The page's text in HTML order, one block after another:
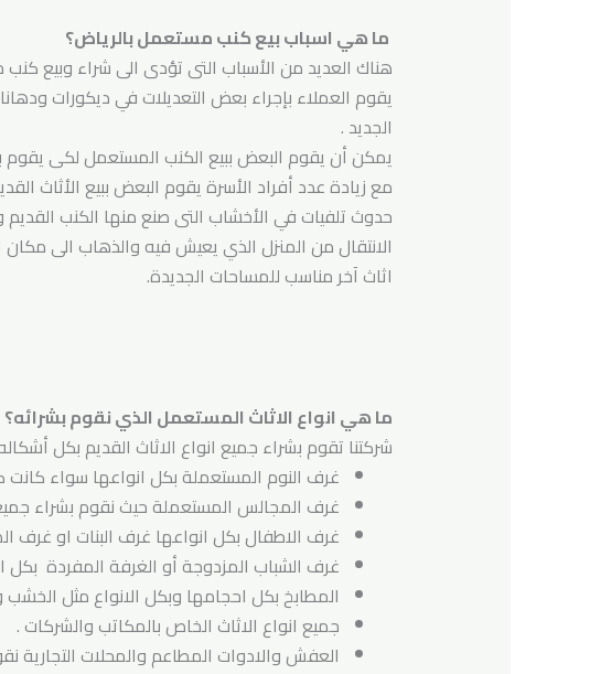
ما هي اسباب بيع كنب مستعمل بالرياض؟
هناك العديد من الأسباب التى تؤدى الى شراء وبيع
يقوم العملاء بإجراء بعض التعديلات في ديكورات
الجديد .
يمكن أن يقوم البعض ببيع الكنب المستعمل لكى
مع زيادة عدد أفراد الأسرة يقوم البعض ببيع الأثاث
حدوث تلفيات في الأخشاب التى صنع منها الكنب
الانتقال من المنزل الذي يعيش فيه والذهاب الى
اثاث آخر مناسب للمساحات الجديدة.
ما هي انواع الاثاث المستعمل الذي نقوم بشرائه؟
شركتنا تقوم بشراء جميع انواع الاثاث القديم بكل
غرف النوم المستعملة بكل انواعها سواء كانت
غرف المجالس المستعملة حيث نقوم بشراء
غرف الاطفال بكل انواعها غرف البنات او غرف
غرف الشباب المزدوجة أو الغرفة المفردة بكل
المطابخ بكل احجامها وبكل الانواع مثل الخشب
جميع انواع الاثاث الخاص بالمكاتب والشركات .
العفش والادوات المطاعم والمحلات التجارية